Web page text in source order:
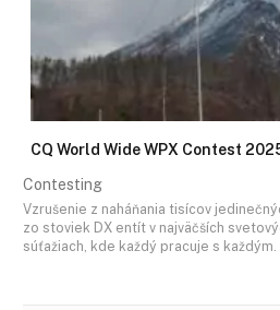
CQ World Wide WPX Contest
Contesting
Vzrušenie z naháňania tisícov
zo stoviek DX entít v najväčších
súťažiach, kde každý pracuje s